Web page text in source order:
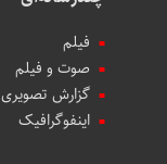
فیلم
صوت و فیلم
گزارش تصویری
اینفوگرافیک